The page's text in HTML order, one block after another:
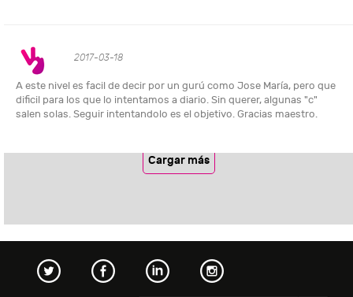
2017-03-18
A este nivel es facil de decir por un gurú como Jose María, pero que
dificil para los que lo intentamos a diario. Sin querer, algunas "c"
salen solas. Seguir intentandolo es el objetivo. Gracias maestro.
Cargar más